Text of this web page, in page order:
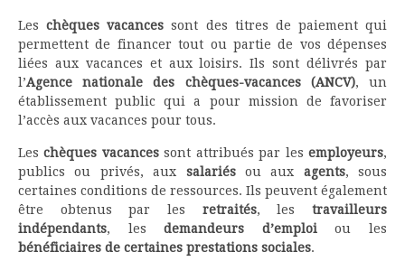
Leschèques vacances sont des titres de paiement qui
permettent de financer tout ou partie de vos dépenses
liées aux vacances et aux loisirs. Ils sont délivrés par
l’Agence nationale des chèques-vacances (ANCV), un
établissement public qui a pour mission de favoriser
l’accès aux vacances pour tous.
Leschèques vacancessont attribués par lesemployeurs,
publics ou privés, aux salariésou aux agents, sous
certaines conditions de ressources. Ils peuvent également
être obtenus par les retraités, lestravailleurs
indépendants, lesdemandeurs d’emploiou les
bénéficiaires de certaines prestations sociales.